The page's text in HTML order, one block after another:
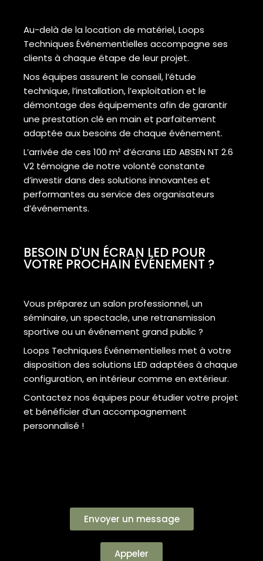
Au-delà de la location de matériel, Loops
Techniques Événementielles accompagne ses
clients à chaque étape de leur projet.
Nos équipes assurent le conseil, l’étude
technique, l’installation, l’exploitation et le
démontage des équipements afin de garantir
une prestation clé en main et parfaitement
adaptée aux besoins de chaque événement.
L’arrivée de ces 100 m² d’écrans LED ABSEN NT 2.6
V2 témoigne de notre volonté constante
d’investir dans des solutions innovantes et
performantes au service des organisateurs
d’événements.
BESOIN D'UN ÉCRAN LED POUR
VOTRE PROCHAIN ÉVÉNEMENT ?
Vous préparez un salon professionnel, un
séminaire, un spectacle, une retransmission
sportive ou un événement grand public ?
Loops Techniques Événementielles met à votre
disposition des solutions LED adaptées à chaque
configuration, en intérieur comme en extérieur.
Contactez nos équipes pour étudier votre projet
et bénéficier d’un accompagnement
personnalisé !
Envoyer un message
Appeler